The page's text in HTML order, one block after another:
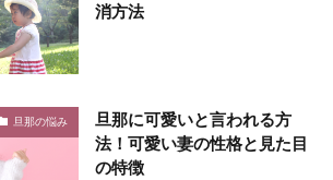
消方法
旦那の悩み
旦那に可愛いと言われる方
法！可愛い妻の性格と見た目
の特徴